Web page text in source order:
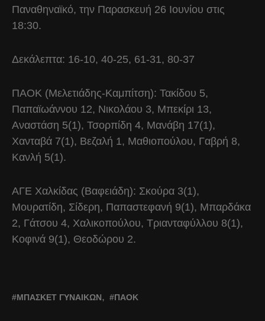
Παναθηναϊκό, την Παρασκευή 26 Ιουνίου στις
18:30.
Δεκάλεπτα: 16-10, 40-25, 61-31, 80-37
ΠΑΟΚ (Μελετιάδης-Καμπίτση): Τακίδου 5,
Παπαϊωάννου 12, Νικολάου 3, Μπεκίρι 13,
Αναστάση 5(1), Τσορπίδη 4, Μανάβη 17(1),
Χανταβά 7(1), Βεζαλή 1, Μαθιοπούλου, Γαβρή 8,
Κανλή 5(1).
ΑΓΕ Χαλκίδας (Βαφειάδη): Σκούρα 3(1),
Μουρατίδη, Σίδερη, Παπαστεφανή 9(1), Μπαρδάκα
2, Γάτσου 4, Χαλικοπούλου, Τριανταφύλλου 8(1),
Κοφινά 9(1), Θεοδώρου 2.
ΜΠΆΣΚΕΤ ΓΥΝΑΙΚΏΝ ΠΑΟΚ